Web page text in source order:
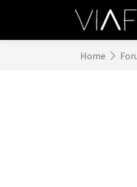
Home